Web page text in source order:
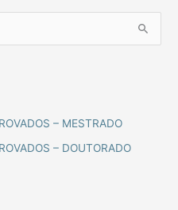
– MESTRADO
– DOUTORADO